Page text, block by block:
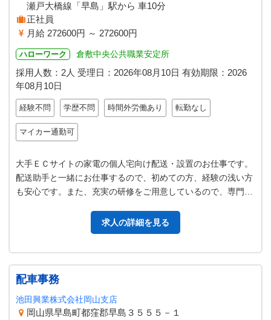
瀬戸大橋線「早島」駅から 車10分
正社員
月給 272600円 ～ 272600円
ハローワーク 倉敷中央公共職業安定所
採用人数：2人 受理日： 2026年08月10日 有効期限： 2026
年08月10日
経験不問 学歴不問 時間外労働あり 転勤なし
マイカー通勤可
大手ＥＣサイトの家電の個人宅向け配送・設置のお仕事です。
配送助手と一緒にお仕事するので、初めての方、経験の浅い方
も安心です。また、充実の研修をご用意しているので、専門知
求人の詳細を見る
配車事務
池田興業株式会社岡山支店
岡山県早島町都窪郡早島３５５５－１